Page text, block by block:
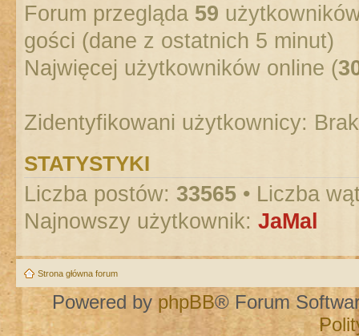
Forum przegląda 59
gości (dane z ostatnich 5 minut)
Najwięcej użytkowników online (
Zidentyfikowani użytkownicy:
STATYSTYKI
Liczba postów: 33565 • Liczba
Najnowszy użytkownik: JaMal
Strona główna forum
Powered by phpBB® Forum